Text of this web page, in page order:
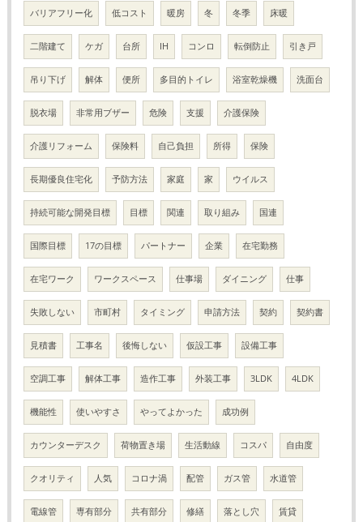
バリアフリー化 低コスト 暖房 冬 冬季 床暖
二階建て ケガ 台所 IH コンロ 転倒防止 引き戸
吊り下げ 解体 便所 多目的トイレ 浴室乾燥機 洗面台
脱衣場 非常用ブザー 危険 支援 介護保険
介護リフォーム 保険料 自己負担 所得 保険
長期優良住宅化 予防方法 家庭 家 ウイルス
持続可能な開発目標 目標 関連 取り組み 国連
国際目標 17の目標 パートナー 企業 在宅勤務
在宅ワーク ワークスペース 仕事場 ダイニング 仕事
失敗しない 市町村 タイミング 申請方法 契約 契約書
見積書 工事名 後悔しない 仮設工事 設備工事
空調工事 解体工事 造作工事 外装工事 3LDK 4LDK
機能性 使いやすさ やってよかった 成功例
カウンターデスク 荷物置き場 生活動線 コスパ 自由度
クオリティ 人気 コロナ渦 配管 ガス管 水道管
電線管 専有部分 共有部分 修繕 落とし穴 賃貸